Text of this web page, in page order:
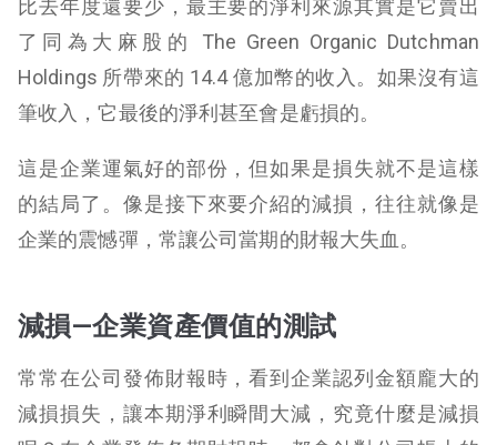
比去年度還要少，最主要的淨利來源其實是它賣出
了同為大麻股的 The Green Organic Dutchman
Holdings 所帶來的 14.4 億加幣的收入。如果沒有這
筆收入，它最後的淨利甚至會是虧損的。
這是企業運氣好的部份，但如果是損失就不是這樣
的結局了。像是接下來要介紹的減損，往往就像是
企業的震憾彈，常讓公司當期的財報大失血。
減損—企業資產價值的測試
常常在公司發佈財報時，看到企業認列金額龐大的
減損損失，讓本期淨利瞬間大減，究竟什麼是減損